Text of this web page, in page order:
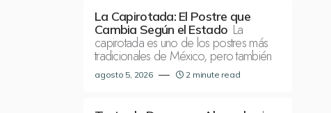
La Capirotada: El Postre que
Cambia Según el Estado La
capirotada es uno de los postres más
tradicionales de México, pero también
agosto 5, 2026 2 minute read